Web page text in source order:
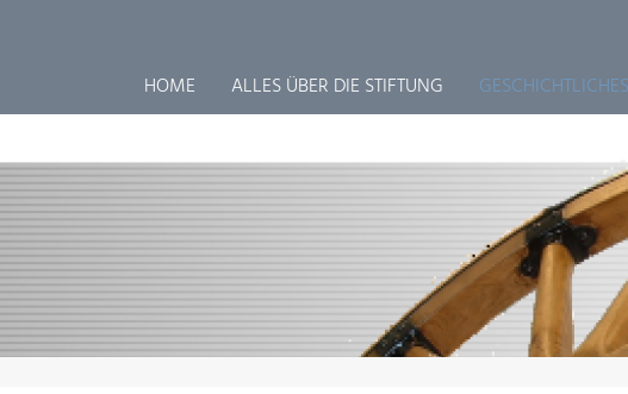
HOME
ALLES ÜBER DIE STIFTUNG GESCHICHTLICHES